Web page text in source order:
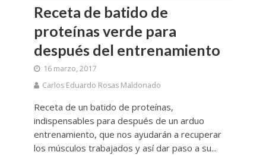
Receta de batido de
proteínas verde para
después del entrenamiento
16 marzo, 2017
Carlos Eduardo Rosas Maldonado
Receta de un batido de proteínas,
indispensables para después de un arduo
entrenamiento, que nos ayudarán a recuperar
los músculos trabajados y así dar paso a su...